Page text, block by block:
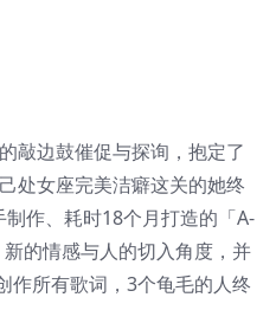
敲边鼓催促与探询，抱定了
处女座完美洁癖这关的她终
作、耗时18个月打造的「A-
的情感与人的切入角度，并
作所有歌词，3个龟毛的人终